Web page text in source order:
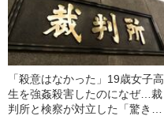
「殺意はなかった」19歳女子高
生を強姦殺害したのになぜ…裁
判所と検察が対立した「驚きの